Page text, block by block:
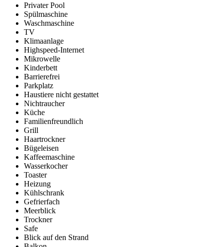
Privater Pool
Spülmaschine
Waschmaschine
TV
Klimaanlage
Highspeed-Internet
Mikrowelle
Kinderbett
Barrierefrei
Parkplatz
Haustiere nicht gestattet
Nichtraucher
Küche
Familienfreundlich
Grill
Haartrockner
Bügeleisen
Kaffeemaschine
Wasserkocher
Toaster
Heizung
Kühlschrank
Gefrierfach
Meerblick
Trockner
Safe
Blick auf den Strand